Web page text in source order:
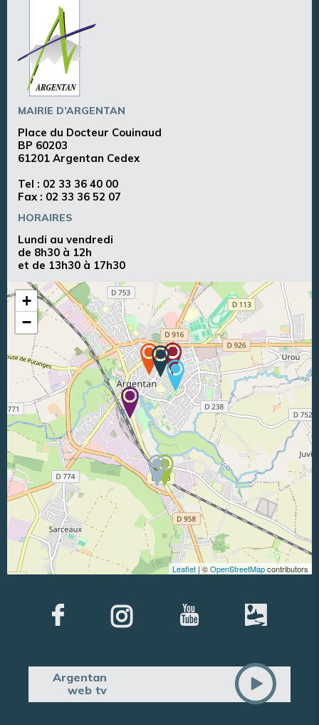
MAIRIE D’ARGENTAN
Place du Docteur Couinaud
BP 60203
61201 Argentan Cedex
Tel : 02 33 36 40 00
Fax : 02 33 36 52 07
HORAIRES
Lundi au vendredi
de 8h30 à 12h
et de 13h30 à 17h30
+
−
Leaflet | ©OpenStreetMapcontributors
Argentan
web tv